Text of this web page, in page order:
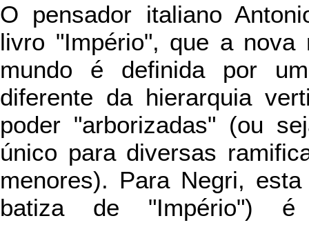
O pensador italiano
livro "Império", que a nova
mundo é definida por
diferente da hierarquia
poder "arborizadas" (ou
único para diversas
menores). Para Negri,
batiza de "Império")